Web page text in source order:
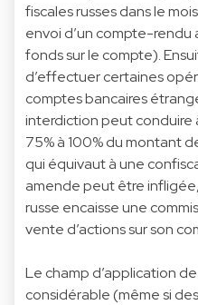
fiscales russes dans le
envoi d’un compte-
fonds sur le compte).
d’effectuer certaines
comptes bancaires
interdiction peut conduire
75% à 100% du montant
qui équivaut à une
amende peut être
russe encaisse une
vente d’actions sur son
Le champ d’application
considérable (même si